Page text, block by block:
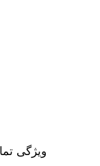
ویژگی